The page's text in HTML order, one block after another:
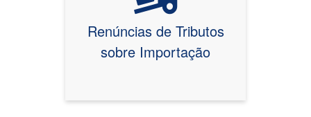
Renúncias de Tributos
sobre Importação